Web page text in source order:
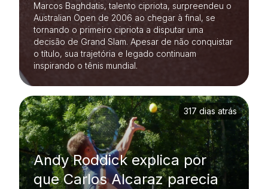
Marcos Baghdatis, talento cipriota, surpreendeu o
Australian Open de 2006 ao chegar à final, se
tornando o primeiro cipriota a disputar uma
decisão de Grand Slam. Apesar de não conquistar
o título, sua trajetória e legado continuam
inspirando o tênis mundial.
Andy Roddick explica por
que Carlos Alcaraz parecia
317 dias atrás